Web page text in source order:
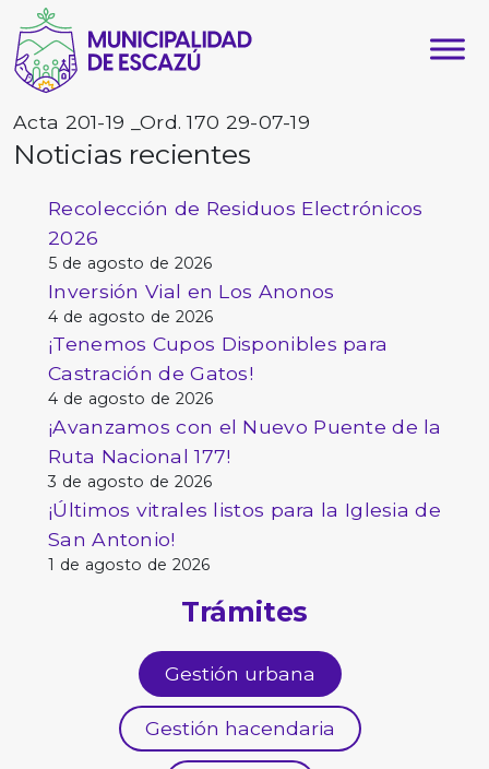
Acta 201-19 _Ord. 170 29-07-19
Noticias recientes
Recolección de Residuos Electrónicos
2026
5 de agosto de 2026
Inversión Vial en Los Anonos
4 de agosto de 2026
¡Tenemos Cupos Disponibles para
Castración de Gatos!
4 de agosto de 2026
¡Avanzamos con el Nuevo Puente de la
Ruta Nacional 177!
3 de agosto de 2026
¡Últimos vitrales listos para la Iglesia de
San Antonio!
1 de agosto de 2026
Trámites
Gestión urbana
Gestión hacendaria